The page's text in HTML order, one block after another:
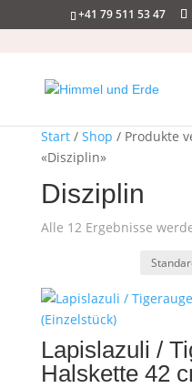
+41 79 511 53 47
Start/ Shop / Produkte
«Disziplin»
Disziplin
Alle 12 Ergebnisse
Lapislazuli /
Halskette 42